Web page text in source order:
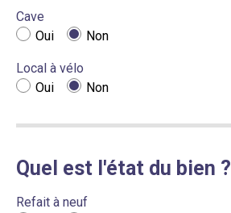
Cave
Oui
Non
Local à vélo
Oui
Non
Quel est l'état du bien ?
Refait à neuf